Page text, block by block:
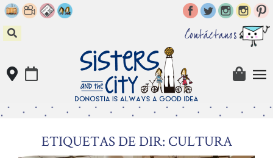
Skip
to
content
Contáctanos
ETIQUETAS DE DIR: CULTURA